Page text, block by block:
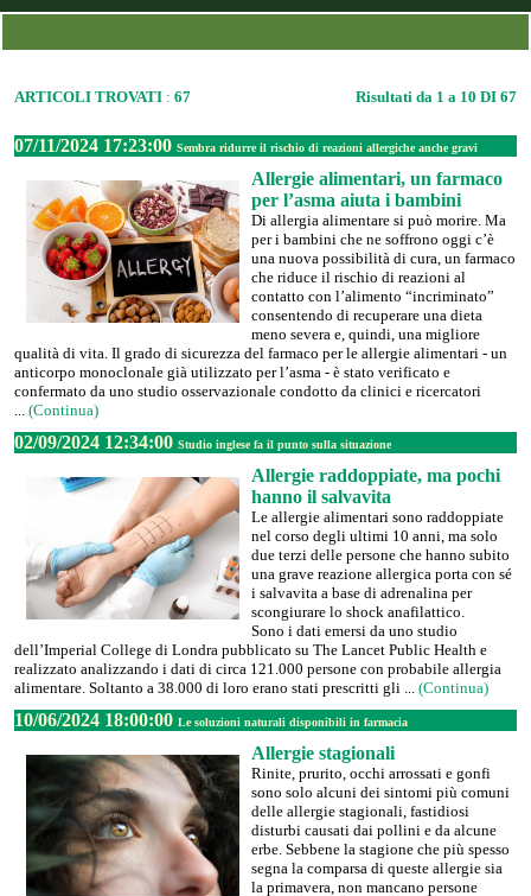
ARTICOLI TROVATI : 67 Risultati da 1 a 10 DI 67
07/11/2024 17:23:00 Sembra ridurre il rischio di reazioni allergiche anche gravi
Allergie alimentari, un farmaco
per l’asma aiuta i bambini
Di allergia alimentare si può morire. Ma
per i bambini che ne soffrono oggi c’è
una nuova possibilità di cura, un farmaco
che riduce il rischio di reazioni al
contatto con l’alimento “incriminato”
consentendo di recuperare una dieta
meno severa e, quindi, una migliore
qualità di vita. Il grado di sicurezza del farmaco per le allergie alimentari - un
anticorpo monoclonale già utilizzato per l’asma - è stato verificato e
confermato da uno studio osservazionale condotto da clinici e ricercatori
... (Continua)
02/09/2024 12:34:00 Studio inglese fa il punto sulla situazione
Allergie raddoppiate, ma pochi
hanno il salvavita
Le allergie alimentari sono raddoppiate
nel corso degli ultimi 10 anni, ma solo
due terzi delle persone che hanno subito
una grave reazione allergica porta con sé
i salvavita a base di adrenalina per
scongiurare lo shock anafilattico.
Sono i dati emersi da uno studio
dell’Imperial College di Londra pubblicato su The Lancet Public Health e
realizzato analizzando i dati di circa 121.000 persone con probabile allergia
alimentare. Soltanto a 38.000 di loro erano stati prescritti gli ... (Continua)
10/06/2024 18:00:00 Le soluzioni naturali disponibili in farmacia
Allergie stagionali
Rinite, prurito, occhi arrossati e gonfi
sono solo alcuni dei sintomi più comuni
delle allergie stagionali, fastidiosi
disturbi causati dai pollini e da alcune
erbe. Sebbene la stagione che più spesso
segna la comparsa di queste allergie sia
la primavera, non mancano persone